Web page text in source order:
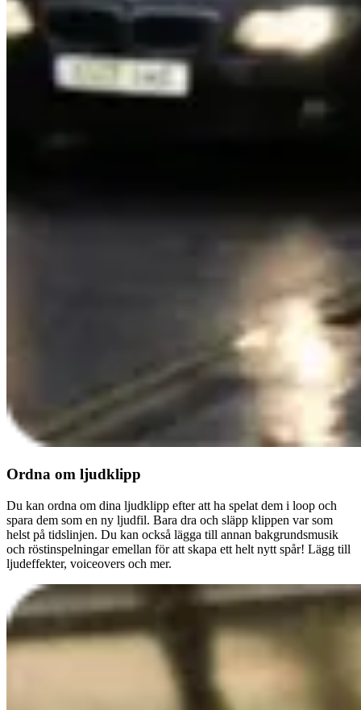
Ordna om ljudklipp
Du kan ordna om dina ljudklipp efter att ha spelat dem i loop och
spara dem som en ny ljudfil. Bara dra och släpp klippen var som
helst på tidslinjen. Du kan också lägga till annan bakgrundsmusik
och röstinspelningar emellan för att skapa ett helt nytt spår! Lägg till
ljudeffekter, voiceovers och mer.